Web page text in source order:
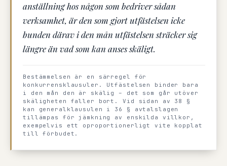
anställning hos någon som bedriver sådan
verksamhet, är den som gjort utfästelsen icke
bunden därav i den mån utfästelsen sträcker sig
längre än vad som kan anses skäligt.
Bestämmelsen är en särregel för
konkurrensklausuler. Utfästelsen binder bara
i den mån den är skälig – det som går utöver
skäligheten faller bort. Vid sidan av 38 §
kan generalklausulen i 36 § avtalslagen
tillämpas för jämkning av enskilda villkor,
exempelvis ett oproportionerligt vite kopplat
till förbudet.